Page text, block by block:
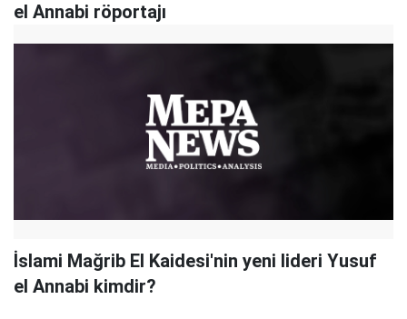
el Annabi röportajı
İslami Mağrib El Kaidesi'nin yeni lideri Yusuf
el Annabi kimdir?